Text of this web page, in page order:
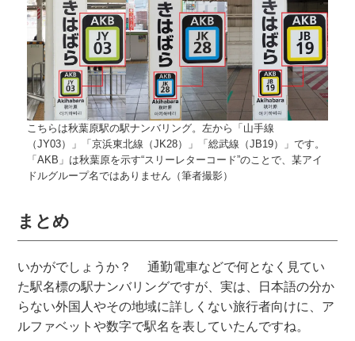
こちらは秋葉原駅の駅ナンバリング。左から「山手線
（JY03）」「京浜東北線（JK28）」「総武線（JB19）」です。
「AKB」は秋葉原を示す“スリーレターコード”のことで、某アイ
ドルグループ名ではありません（筆者撮影）
まとめ
いかがでしょうか？ 通勤電車などで何となく見てい
た駅名標の駅ナンバリングですが、実は、日本語の分か
らない外国人やその地域に詳しくない旅行者向けに、ア
ルファベットや数字で駅名を表していたんですね。